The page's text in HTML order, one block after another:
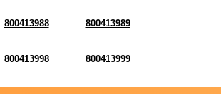
800413988 800413989
800413998 800413999